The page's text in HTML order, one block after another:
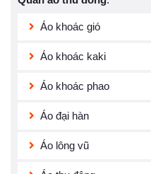
Áo khoác gió
Áo khoác kaki
Áo khoác phao
Áo đại hàn
Áo lông vũ